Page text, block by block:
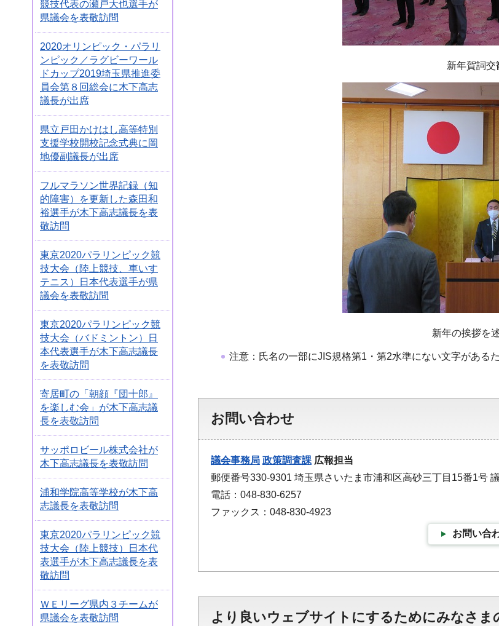
競技代表の瀬戸大也選手が
県議会を表敬訪問
2020オリンピック・パラリ
ンピック／ラグビーワール
ドカップ2019埼玉県推進委
員会第８回総会に木下高志
議長が出席
県立戸田かけはし高等特別
支援学校開校記念式典に岡
地優副議長が出席
フルマラソン世界記録（知
的障害）を更新した森田和
裕選手が木下高志議長を表
敬訪問
東京2020パラリンピック競
技大会（陸上競技、車いす
テニス）日本代表選手が県
議会を表敬訪問
東京2020パラリンピック競
技大会（バドミントン）日
本代表選手が木下高志議長
を表敬訪問
寄居町の「朝顔『団十郎』
を楽しむ会」が木下高志議
長を表敬訪問
サッポロビール株式会社が
木下高志議長を表敬訪問
浦和学院高等学校が木下高
志議長を表敬訪問
東京2020パラリンピック競
技大会（陸上競技）日本代
表選手が木下高志議長を表
敬訪問
ＷＥリーグ県内３チームが
県議会を表敬訪問
新年賀詞交
新年の挨拶を
注意：氏名の一部にJIS規格第1・第2水準にない文字がある
お問い合わせ
議会事務局 政策調査課 広報担当
郵便番号330-9301 埼玉県さいたま市浦和区高砂三丁目15番1号
電話：048-830-6257
ファックス：048-830-4923
お問い合
より良いウェブサイトにするためにみなさ